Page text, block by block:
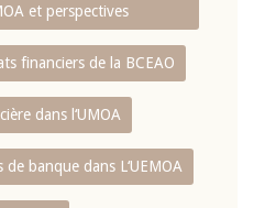
et perspectives
financiers de la BCEAO
dans l‘UMOA
banque dans L‘UEMOA